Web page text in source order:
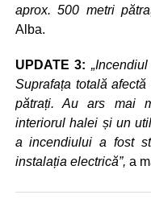
aprox. 500 metri
Alba.
UPDATE 3:
Suprafața totală
pătrați. Au ars mai
interiorul halei și un
a incendiului a fost
instalația electrică”, a